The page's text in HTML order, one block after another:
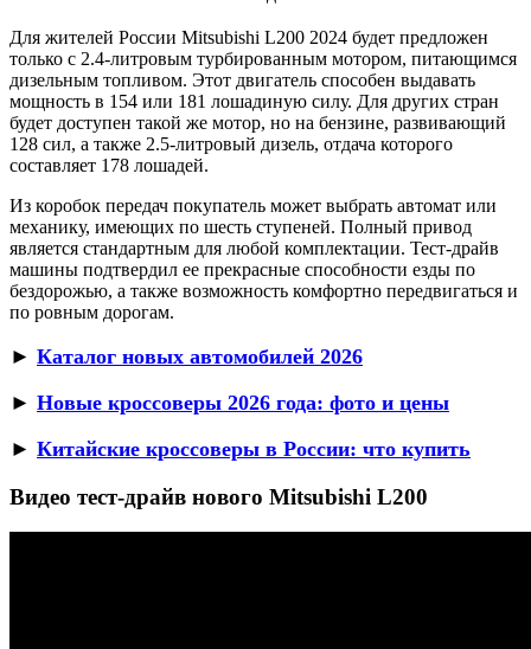
Для жителей России Mitsubishi L200 2024 будет предложен
только с 2.4-литровым турбированным мотором, питающимся
дизельным топливом. Этот двигатель способен выдавать
мощность в 154 или 181 лошадиную силу. Для других стран
будет доступен такой же мотор, но на бензине, развивающий
128 сил, а также 2.5-литровый дизель, отдача которого
составляет 178 лошадей.
Из коробок передач покупатель может выбрать автомат или
механику, имеющих по шесть ступеней. Полный привод
является стандартным для любой комплектации. Тест-драйв
машины подтвердил ее прекрасные способности езды по
бездорожью, а также возможность комфортно передвигаться и
по ровным дорогам.
► Каталог новых автомобилей 2026
► Новые кроссоверы 2026 года: фото и цены
► Китайские кроссоверы в России: что купить
Видео тест-драйв нового Mitsubishi L200